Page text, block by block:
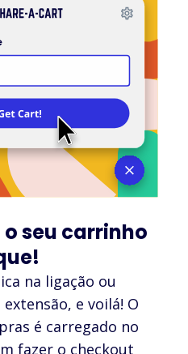
seu carrinho
na ligação ou
e voilá! O
é carregado no
fazer o checkout